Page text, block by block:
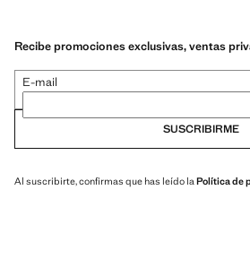
Recibe promociones exclusivas, ventas
E-mail
SUSCRIBIRME
Al suscribirte, confirmas que has leído laPolítica de